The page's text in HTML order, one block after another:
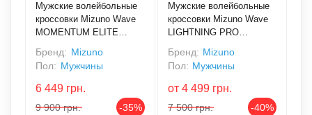
Мужские волейбольные
кроссовки Mizuno Wave
MOMENTUM ELITE
Бренд: Mizuno
Пол: Мужчины
6 449 грн.
9 900 грн. -35%
Мужские волейбольные
кроссовки Mizuno Wave
LIGHTNING PRO
Бренд: Mizuno
Пол: Мужчины
от 4 499 грн.
7 500 грн. -40%